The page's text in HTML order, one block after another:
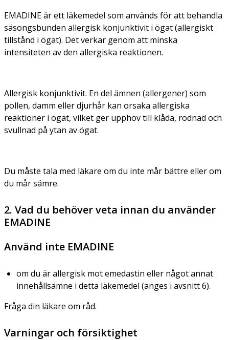
EMADINE är ett läkemedel som används för att behandla
säsongsbunden allergisk konjunktivit i ögat (allergiskt
tillstånd i ögat). Det verkar genom att minska
intensiteten av den allergiska reaktionen.
Allergisk konjunktivit. En del ämnen (allergener) som
pollen, damm eller djurhår kan orsaka allergiska
reaktioner i ögat, vilket ger upphov till klåda, rodnad och
svullnad på ytan av ögat.
Du måste tala med läkare om du inte mår bättre eller om
du mår sämre.
2. Vad du behöver veta innan du använder
EMADINE
Använd inte EMADINE
om du är allergisk mot emedastin eller något annat
innehållsämne i detta läkemedel (anges i avsnitt 6).
Fråga din läkare om råd.
Varningar och försiktighet